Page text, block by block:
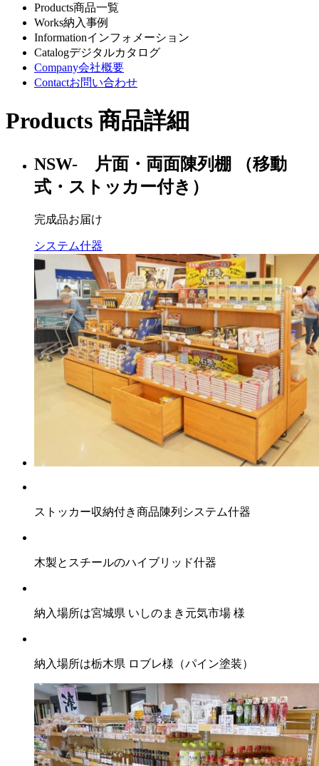
Products商品一覧
Works納入事例
Informationインフォメーション
Catalogデジタルカタログ
Company会社概要
Contactお問い合わせ
Products 商品詳細
NSW- 片面・両面陳列棚 （移動
式・ストッカー付き）
完成品お届け
システム什器
ストッカー収納付き商品陳列システム什器
木製とスチールのハイブリッド什器
納入場所は宮城県 いしのまき元気市場 様
納入場所は栃木県 ロブレ様（パイン塗装）